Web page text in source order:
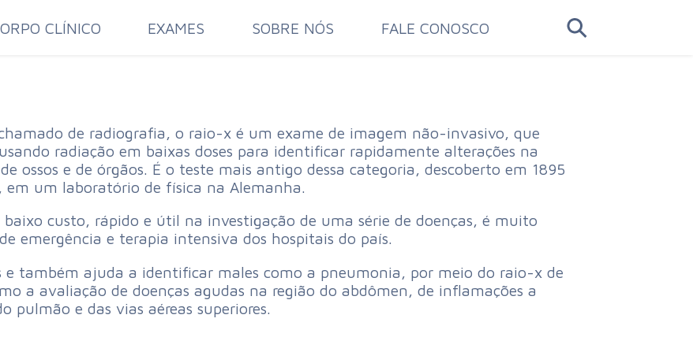
CLÍNICO EXAMES SOBRE NÓS FALE CONOSCO
de radiografia, o raio-x é um exame de imagem não-invasivo, que
radiação em baixas doses para identificar rapidamente alterações na
ossos e de órgãos. É o teste mais antigo dessa categoria, descoberto em 1895
em um laboratório de física na Alemanha.
baixo custo, rápido e útil na investigação de uma série de doenças, é muito
emergência e terapia intensiva dos hospitais do país.
e também ajuda a identificar males como a pneumonia, por meio do raio-x de
a avaliação de doenças agudas na região do abdômen, de inflamações a
e das vias aéreas superiores.